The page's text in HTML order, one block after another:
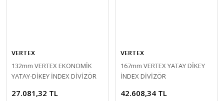
VERTEX
132mm VERTEX EKONOMİK
YATAY-DİKEY İNDEX DİVİZÖR
27.081,32 TL
VERTEX
167mm VERTEX YATAY DİKEY
İNDEX DİVİZÖR
42.608,34 TL